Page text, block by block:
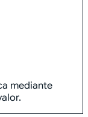
mediante